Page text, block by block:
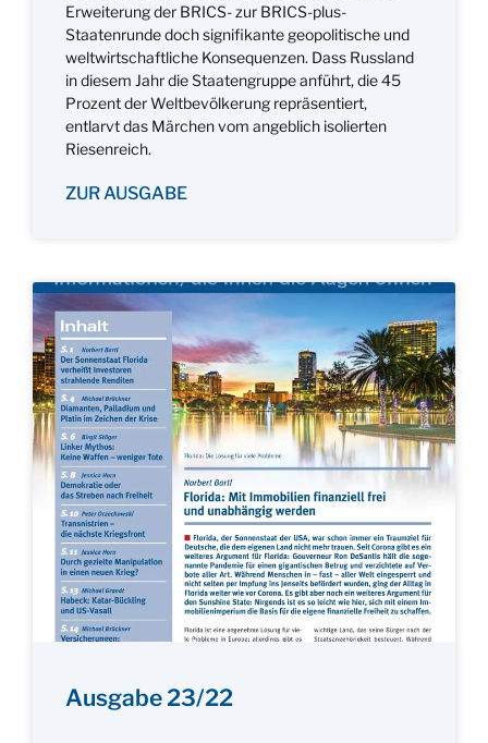
Erweiterung der BRICS- zur BRICS-plus-
Staatenrunde doch signifikante geopolitische und
weltwirtschaftliche Konsequenzen. Dass Russland
in diesem Jahr die Staatengruppe anführt, die 45
Prozent der Weltbevölkerung repräsentiert,
entlarvt das Märchen vom angeblich isolierten
Riesenreich.
ZUR AUSGABE
Ausgabe 23/22